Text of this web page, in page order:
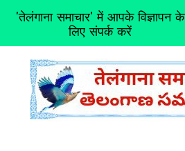
'तेलंगाना समाचार' में आपके विज्ञापन के
लिए संपर्क करें